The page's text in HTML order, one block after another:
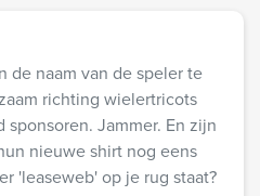
de naam van de speler te
richting wielertricots
Jammer. En zijn
nieuwe shirt nog eens
'leaseweb' op je rug staat?